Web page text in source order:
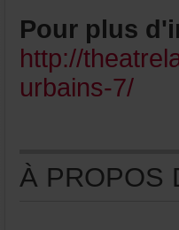
http://
urbains-7/